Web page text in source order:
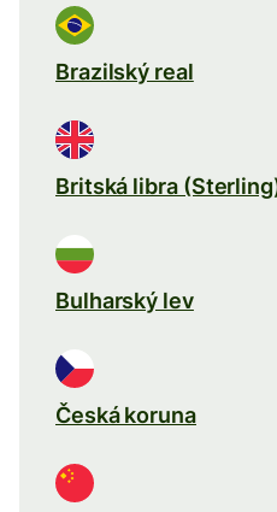
Brazilský real
Britská libra
Bulharský lev
Česká koruna